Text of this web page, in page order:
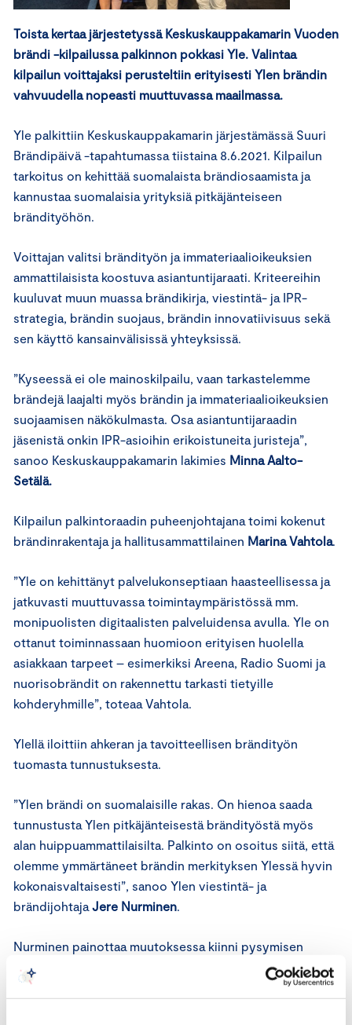
Toista kertaa järjestetyssä Keskuskauppakamarin Vuoden
brändi -kilpailussa palkinnon pokkasi Yle. Valintaa
kilpailun voittajaksi perusteltiin erityisesti Ylen brändin
vahvuudella nopeasti muuttuvassa maailmassa.
Yle palkittiin Keskuskauppakamarin järjestämässä Suuri
Brändipäivä -tapahtumassa tiistaina 8.6.2021. Kilpailun
tarkoitus on kehittää suomalaista brändiosaamista ja
kannustaa suomalaisia yrityksiä pitkäjänteiseen
brändityöhön.
Voittajan valitsi brändityön ja immateriaalioikeuksien
ammattilaisista koostuva asiantuntijaraati. Kriteereihin
kuuluvat muun muassa brändikirja, viestintä- ja IPR-
strategia, brändin suojaus, brändin innovatiivisuus sekä
sen käyttö kansainvälisissä yhteyksissä.
”Kyseessä ei ole mainoskilpailu, vaan tarkastelemme
brändejä laajalti myös brändin ja immateriaalioikeuksien
suojaamisen näkökulmasta. Osa asiantuntijaraadin
jäsenistä onkin IPR-asioihin erikoistuneita juristeja”,
sanoo Keskuskauppakamarin lakimies Minna Aalto-
Setälä.
Kilpailun palkintoraadin puheenjohtajana toimi kokenut
brändinrakentaja ja hallitusammattilainen Marina Vahtola.
”Yle on kehittänyt palvelukonseptiaan haasteellisessa ja
jatkuvasti muuttuvassa toimintaympäristössä mm.
monipuolisten digitaalisten palveluidensa avulla. Yle on
ottanut toiminnassaan huomioon erityisen huolella
asiakkaan tarpeet – esimerkiksi Areena, Radio Suomi ja
nuorisobrändit on rakennettu tarkasti tietyille
kohderyhmille”, toteaa Vahtola.
Ylellä iloittiin ahkeran ja tavoitteellisen brändityön
tuomasta tunnustuksesta.
”Ylen brändi on suomalaisille rakas. On hienoa saada
tunnustusta Ylen pitkäjänteisestä brändityöstä myös
alan huippuammattilaisilta. Palkinto on osoitus siitä, että
olemme ymmärtäneet brändin merkityksen Ylessä hyvin
kokonaisvaltaisesti”, sanoo Ylen viestintä- ja
brändijohtaja Jere Nurminen.
Nurminen painottaa muutoksessa kiinni pysymisen
tärkeyttä.